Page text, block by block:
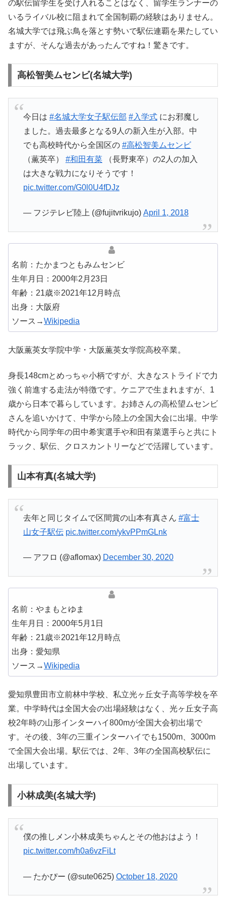
の駅伝留学生を受け入れることはなく、留学生ランナーの
いるライバル校に阻まれて全国制覇の経験はありません。
名城大学では飛ぶ鳥を落とす勢いで駅伝連覇を果たしてい
ますが、そんな過去があったんですね！驚きです。
高松智美ムセンビ(名城大学)
今日は #名城大学女子駅伝部 #入学式にお邪魔し
ました。過去最多となる9人の新入生が入部。中
でも高校時代から全国区の #高松智美ムセンビ
（薫英卒） #和田有菜（長野東卒）の2人の加入
は大きな戦力になりそうです！
pic.twitter.com/G0l0U4fDJz
— フジテレビ陸上 (@fujitvrikujo) April 1, 2018
名前：たかまつともみムセンビ
生年月日：2000年2月23日
年齢：21歳※2021年12月時点
出身：大阪府
ソース→Wikipedia
大阪薫英女学院中学・大阪薫英女学院高校卒業。
身長148cmとめっちゃ小柄ですが、大きなストライドで力
強く前進する走法が特徴です。ケニアで生まれますが、1
歳から日本で暮らしています。お姉さんの高松望ムセンビ
さんを追いかけて、中学から陸上の全国大会に出場。中学
時代から同学年の田中希実選手や和田有菜選手らと共にト
ラック、駅伝、クロスカントリーなどで活躍しています。
山本有真(名城大学)
去年と同じタイムで区間賞の山本有真さん #富士
山女子駅伝 pic.twitter.com/ykvPPmGLnk
— アフロ (@aflomax) December 30, 2020
名前：やまもとゆま
生年月日：2000年5月1日
年齢：21歳※2021年12月時点
出身：愛知県
ソース→Wikipedia
愛知県豊田市立前林中学校、私立光ヶ丘女子高等学校を卒
業。中学時代は全国大会の出場経験はなく、光ヶ丘女子高
校2年時の山形インターハイ800mが全国大会初出場で
す。その後、3年の三重インターハイでも1500m、3000m
で全国大会出場。駅伝では、2年、3年の全国高校駅伝に
出場しています。
小林成美(名城大学)
僕の推しメン小林成美ちゃんとその他おはよう！
pic.twitter.com/h0a6vzFiLt
— たかぴー (@sute0625) October 18, 2020